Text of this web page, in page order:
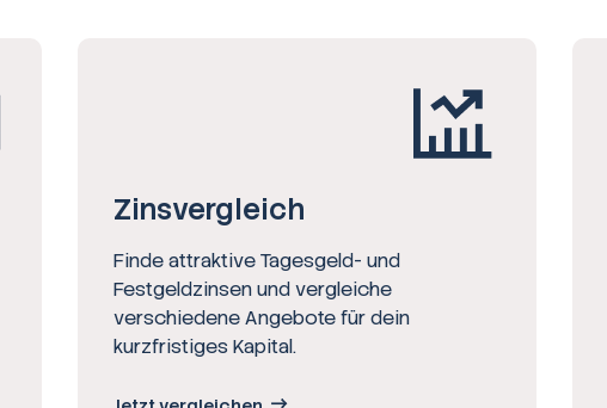
Zinsvergleich
Finde attraktive Tagesgeld- und
Festgeldzinsen und vergleiche
verschiedene Angebote für dein
kurzfristiges Kapital.